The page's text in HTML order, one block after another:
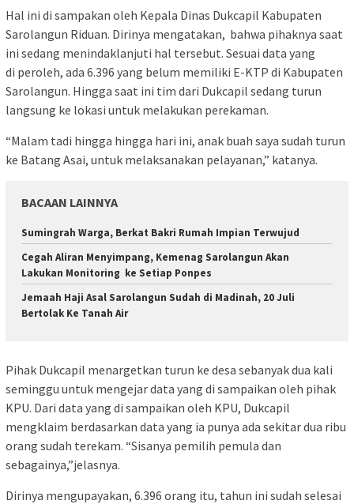
Hal ini di sampakan oleh Kepala Dinas Dukcapil Kabupaten
Sarolangun Riduan. Dirinya mengatakan, bahwa pihaknya saat
ini sedang menindaklanjuti hal tersebut. Sesuai data yang
di peroleh, ada 6.396 yang belum memiliki E-KTP di Kabupaten
Sarolangun. Hingga saat ini tim dari Dukcapil sedang turun
langsung ke lokasi untuk melakukan perekaman.
“Malam tadi hingga hingga hari ini, anak buah saya sudah turun
ke Batang Asai, untuk melaksanakan pelayanan,” katanya.
BACAAN LAINNYA
Sumingrah Warga, Berkat Bakri Rumah Impian Terwujud
Cegah Aliran Menyimpang, Kemenag Sarolangun Akan
Lakukan Monitoring ke Setiap Ponpes
Jemaah Haji Asal Sarolangun Sudah di Madinah, 20 Juli
Bertolak Ke Tanah Air
Pihak Dukcapil menargetkan turun ke desa sebanyak dua kali
seminggu untuk mengejar data yang di sampaikan oleh pihak
KPU. Dari data yang di sampaikan oleh KPU, Dukcapil
mengklaim berdasarkan data yang ia punya ada sekitar dua ribu
orang sudah terekam. “Sisanya pemilih pemula dan
sebagainya,”jelasnya.
Dirinya mengupayakan, 6.396 orang itu, tahun ini sudah selesai